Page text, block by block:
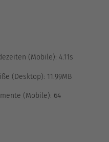
(Mobile):4.11s
(Desktop): 11.99MB
(Mobile): 64